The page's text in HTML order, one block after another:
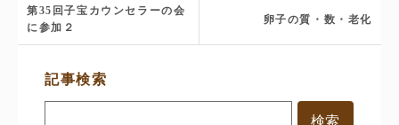
第35回子宝カウンセラーの会
に参加２
卵子の質・数・老化
サ
記事検索